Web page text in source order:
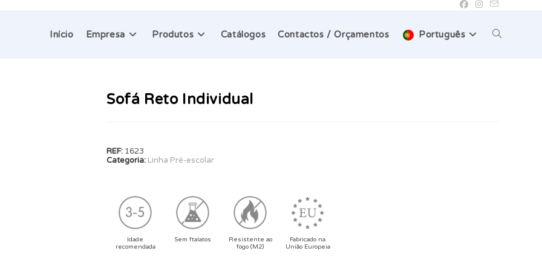
Início Empresa Produtos Catálogos Contactos / Orçamentos Português Toggle
Sofá Reto Individual
REF: 1623
Categoria: Linha Pré-escolar
Idade
recomendada
Sem ftalatos
Resistente ao
fogo (M2)
Fabricado na
União Europeia